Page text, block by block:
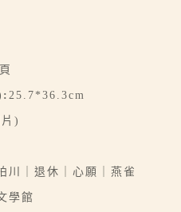
25.7*36.3cm
)
川｜退休｜心願｜燕雀
學館